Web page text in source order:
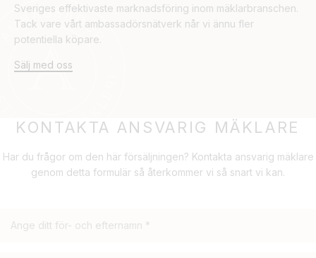
Sveriges effektivaste marknadsföring inom mäklarbranschen.
Tack vare vårt ambassadörsnätverk når vi ännu fler
potentiella köpare.
Sälj med oss
KONTAKTA ANSVARIG MÄKLARE
Har du frågor om den här försäljningen? Kontakta ansvarig mäklare
genom detta formulär så återkommer vi så snart vi kan.